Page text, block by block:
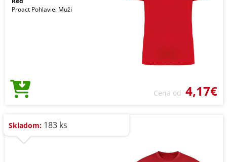
Proact Pohlavie: Muži
Cena od 4,17€
Skladom: 183 ks